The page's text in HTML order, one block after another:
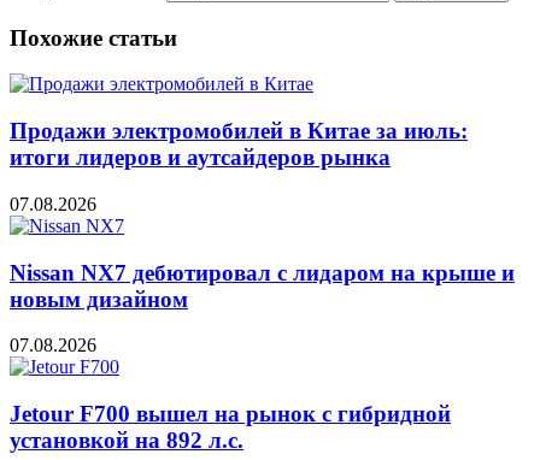
Похожие статьи
Продажи электромобилей в Китае за июль:
итоги лидеров и аутсайдеров рынка
07.08.2026
Nissan NX7 дебютировал с лидаром на крыше и
новым дизайном
07.08.2026
Jetour F700 вышел на рынок с гибридной
установкой на 892 л.с.